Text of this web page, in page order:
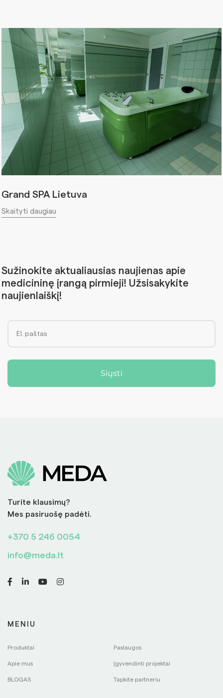
Grand SPA Lietuva
Skaityti daugiau
Sužinokite aktualiausias naujienas apie
medicininę įrangą pirmieji! Užsisakykite
naujienlaiškį!
Siųsti
Turite klausimų?
Mes pasiruošę padėti.
+370 5 246 0054
info@meda.lt
MENIU
Produktai Paslaugos
Apie mus Įgyvendinti projektai
BLOGAS Tapkite partneriu